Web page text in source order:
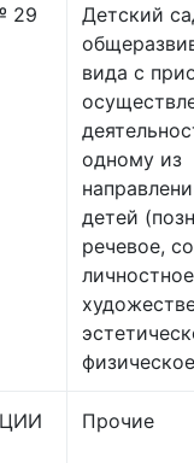
29
Детский
вида с
одному из
детей
речевое,
Прочие